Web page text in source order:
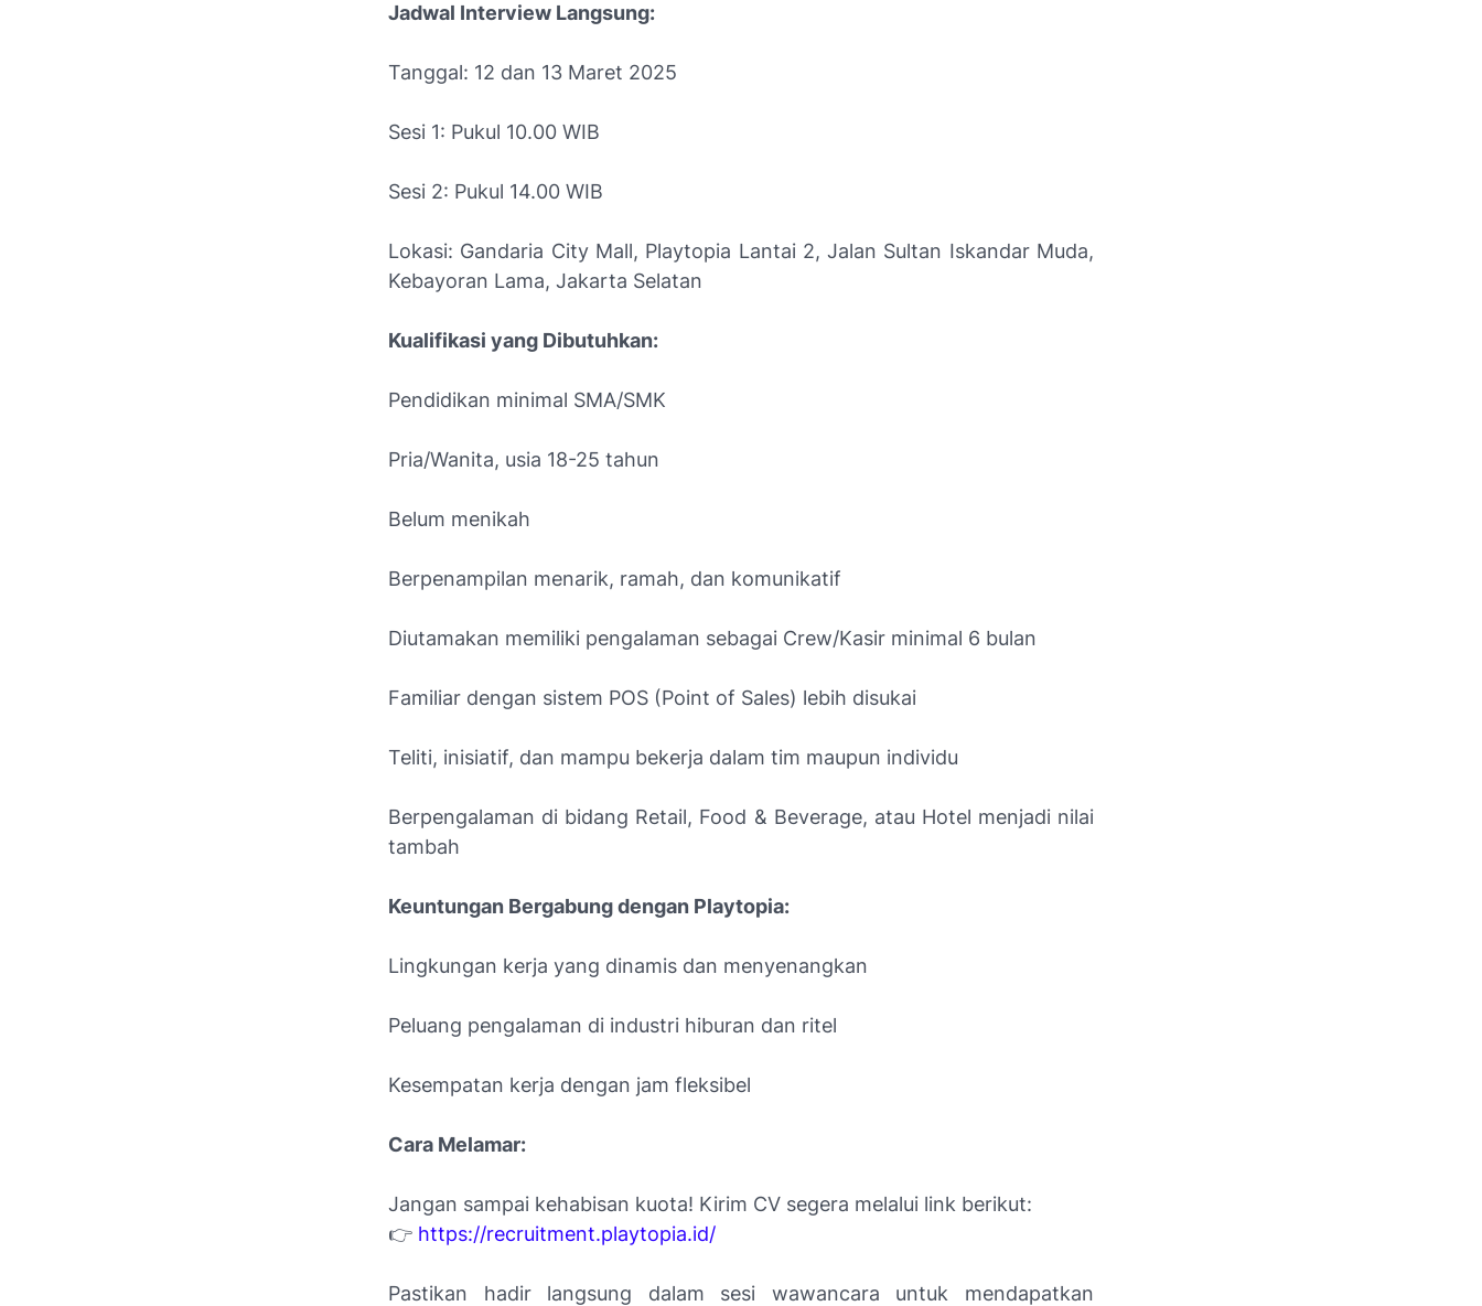
Jadwal Interview Langsung:
Tanggal: 12 dan 13 Maret 2025
Sesi 1: Pukul 10.00 WIB
Sesi 2: Pukul 14.00 WIB
Lokasi: Gandaria City Mall, Playtopia Lantai 2, Jalan Sultan Iskandar Muda,
Kebayoran Lama, Jakarta Selatan
Kualifikasi yang Dibutuhkan:
Pendidikan minimal SMA/SMK
Pria/Wanita, usia 18-25 tahun
Belum menikah
Berpenampilan menarik, ramah, dan komunikatif
Diutamakan memiliki pengalaman sebagai Crew/Kasir minimal 6 bulan
Familiar dengan sistem POS (Point of Sales) lebih disukai
Teliti, inisiatif, dan mampu bekerja dalam tim maupun individu
Berpengalaman di bidang Retail, Food & Beverage, atau Hotel menjadi nilai
tambah
Keuntungan Bergabung dengan Playtopia:
Lingkungan kerja yang dinamis dan menyenangkan
Peluang pengalaman di industri hiburan dan ritel
Kesempatan kerja dengan jam fleksibel
Cara Melamar:
Jangan sampai kehabisan kuota! Kirim CV segera melalui link berikut:
👉 https://recruitment.playtopia.id/
Pastikan hadir langsung dalam sesi wawancara untuk mendapatkan